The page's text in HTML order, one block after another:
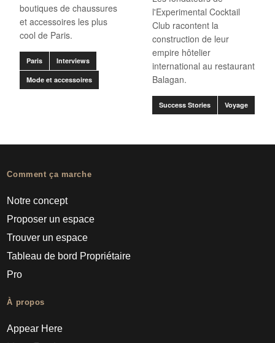
boutiques de chaussures
et accessoires les plus
cool de Paris.
Paris Interviews
Mode et accessoires
l'Experimental Cocktail
Club racontent la
construction de leur
empire hôtelier
international au restaurant
Balagan.
Success Stories Voyage
Comment ça marche
Notre concept
Proposer un espace
Trouver un espace
Tableau de bord Propriétaire
Pro
À propos
Appear Here